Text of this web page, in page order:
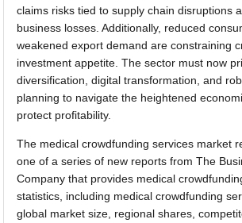
claims risks tied to supply chain disruptions
business losses. Additionally, reduced
weakened export demand are constraining
investment appetite. The sector must now
diversification, digital transformation, and
planning to navigate the heightened
protect profitability.
The medical crowdfunding services market
one of a series of new reports from The
Company that provides medical
statistics, including medical crowdfunding
global market size, regional shares,